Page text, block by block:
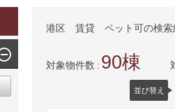
港区 賃貸 ペット可の検索
対象物件数 90
並び替え